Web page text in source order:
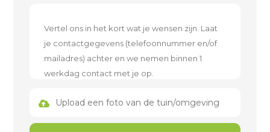
Upload een foto van de tuin/omgeving